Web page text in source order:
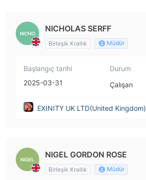
NICHOLAS SERFF
Birleşik Krallık Müdür
Başlangıç tarihi
2025-03-31
Durum
Çalışan
EXINITY UK LTD(United Kingdom)
NIGEL GORDON ROSE
Birleşik Krallık Müdür